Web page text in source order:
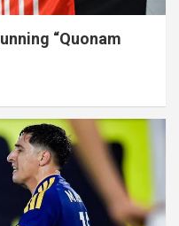
“Quonam